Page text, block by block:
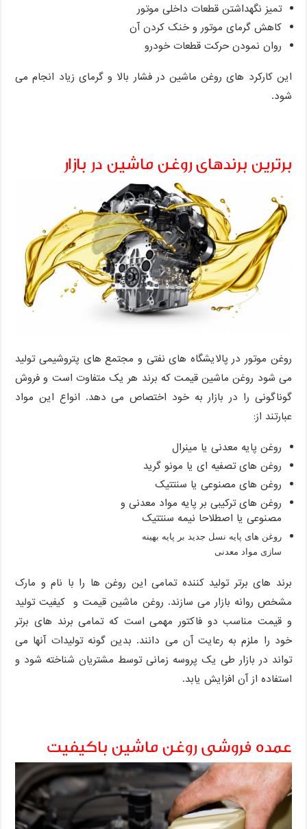
تمیز نگهداشتن قطعات داخلی موتور
کاهش گرمای موتور و خنک کردن آن
روان نمودن حرکت قطعات خودرو
این کارکرد های روغن ماشین در فشار بالا و گرمای زیاد انجام می
شود.
برترین برندهای روغن ماشین در بازار
روغن موتور در پالایشگاه های نفتی و مجتمع های پتروشیمی تولید
می شود روغن ماشین قیمت که برند هر یک متفاوت است و فروش
گوناگونی را در بازار به خود اختصاص می دهد. انواع این مواد
عبارتند از:
روغن پایه معدنی یا مینرال
روغن های تصفیه ای یا مونو گرید
روغن های مصنوعی یا سنتتیک
روغن های ترکیبی بر پایه مواد معدنی و
مصنوعی یا اصطلاحا نیمه سنتتیک
روغن های پایه نسل جدید بر پایه بهینه
سازی مواد معدنی
برند های برتر تولید کننده تمامی این روغن ها را با نام و مارک
مشخص روانه بازار می سازند. روغن ماشین قیمت و کیفیت تولید
و قیمت مناسب دو فاکتور مهمی است که تمامی برند های برتر
خود را ملزم به رعایت آن می دانند. بدین گونه تولیدات آنها می
تواند در بازار طی یک پروسه زمانی توسط مشتریان شناخته شود و
استفاده از آن افزایش یابد.
عمده فروشی روغن ماشین باکیفیت